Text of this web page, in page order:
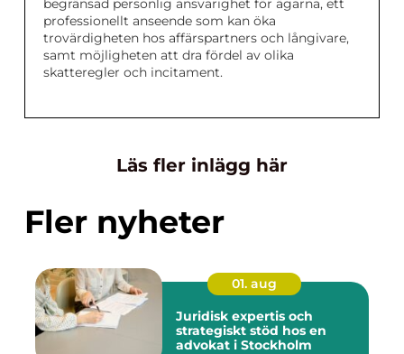
begränsad personlig ansvarighet för ägarna, ett
professionellt anseende som kan öka
trovärdigheten hos affärspartners och långivare,
samt möjligheten att dra fördel av olika
skatteregler och incitament.
Läs fler inlägg här
Fler nyheter
01. aug
Juridisk expertis och
strategiskt stöd hos en
advokat i Stockholm